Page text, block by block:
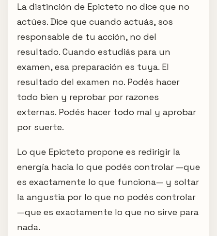
La distinción de Epicteto no dice que no
actúes. Dice que cuando actuás, sos
responsable de tu acción, no del
resultado. Cuando estudiás para un
examen, esa preparación es tuya. El
resultado del examen no. Podés hacer
todo bien y reprobar por razones
externas. Podés hacer todo mal y aprobar
por suerte.
Lo que Epicteto propone es redirigir la
energía hacia lo que podés controlar —que
es exactamente lo que funciona— y soltar
la angustia por lo que no podés controlar
—que es exactamente lo que no sirve para
nada.